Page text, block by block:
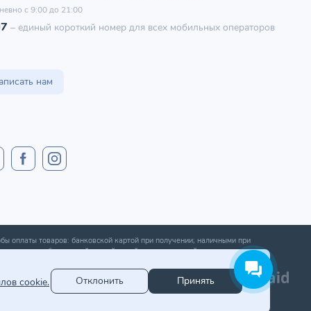
с 9:00 до 21:00
– единый короткий номер для всех мобильных операторов
нам
оплаты товаров: банковской картой при получении; наличными при
оплата банковской картой онлайн; оплата картой рассрочки.
cookie.
Отклонить Принять